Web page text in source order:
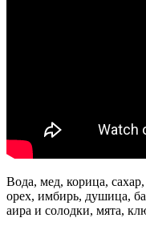
Вода, мед, корица,
орех, имбирь, душица,
аира и солодки, мята,